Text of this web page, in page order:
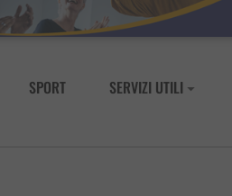
SPORT SERVIZI UTILI